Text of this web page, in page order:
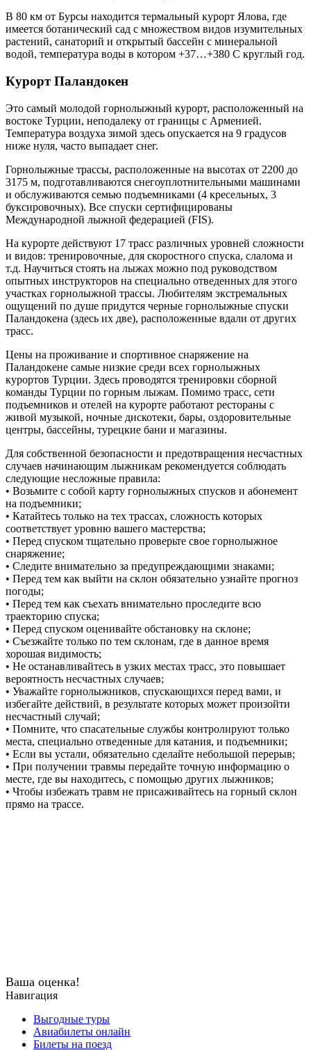
В 80 км от Бурсы находится термальный курорт Ялова, где
имеется ботанический сад с множеством видов изумительных
растений, санаторий и открытый бассейн с минеральной
водой, температура воды в котором +37…+380 С круглый год.
Курорт Паландокен
Это самый молодой горнолыжный курорт, расположенный на
востоке Турции, неподалеку от границы с Арменией.
Температура воздуха зимой здесь опускается на 9 градусов
ниже нуля, часто выпадает снег.
Горнолыжные трассы, расположенные на высотах от 2200 до
3175 м, подготавливаются снегоуплотнительными машинами
и обслуживаются семью подъемниками (4 кресельных, 3
буксировочных). Все спуски сертифицированы
Международной лыжной федерацией (FIS).
На курорте действуют 17 трасс различных уровней сложности
и видов: тренировочные, для скоростного спуска, слалома и
т.д. Научиться стоять на лыжах можно под руководством
опытных инструкторов на специально отведенных для этого
участках горнолыжной трассы. Любителям экстремальных
ощущений по душе придутся черные горнолыжные спуски
Паландокена (здесь их две), расположенные вдали от других
трасс.
Цены на проживание и спортивное снаряжение на
Паландокене самые низкие среди всех горнолыжных
курортов Турции. Здесь проводятся тренировки сборной
команды Турции по горным лыжам. Помимо трасс, сети
подъемников и отелей на курорте работают рестораны с
живой музыкой, ночные дискотеки, бары, оздоровительные
центры, бассейны, турецкие бани и магазины.
Для собственной безопасности и предотвращения несчастных
случаев начинающим лыжникам рекомендуется соблюдать
следующие несложные правила:
• Возьмите с собой карту горнолыжных спусков и абонемент
на подъемники;
• Катайтесь только на тех трассах, сложность которых
соответствует уровню вашего мастерства;
• Перед спуском тщательно проверьте свое горнолыжное
снаряжение;
• Следите внимательно за предупреждающими знаками;
• Перед тем как выйти на склон обязательно узнайте прогноз
погоды;
• Перед тем как съехать внимательно проследите всю
траекторию спуска;
• Перед спуском оценивайте обстановку на склоне;
• Съезжайте только по тем склонам, где в данное время
хорошая видимость;
• Не останавливайтесь в узких местах трасс, это повышает
вероятность несчастных случаев;
• Уважайте горнолыжников, спускающихся перед вами, и
избегайте действий, в результате которых может произойти
несчастный случай;
• Помните, что спасательные службы контролируют только
места, специально отведенные для катания, и подъемники;
• Если вы устали, обязательно сделайте небольшой перерыв;
• При получении травмы передайте точную информацию о
месте, где вы находитесь, с помощью других лыжников;
• Чтобы избежать травм не присаживайтесь на горный склон
прямо на трассе.
Ваша оценка!
Навигация
Выгодные туры
Авиабилеты онлайн
Билеты на поезд